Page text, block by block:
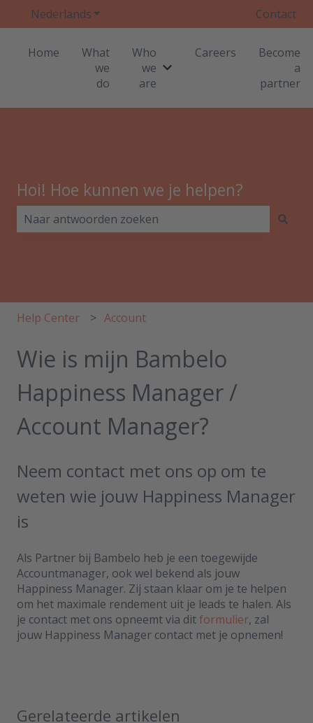
NederlandsSubmenu tonen voor vertalingenContact
Home
What
we
do
Who
we
are
Submenu tonen voor Who
Careers
Become
a
partner
Hoi! Hoe kunnen we je helpen?
Help Center Account
Wie is mijn Bambelo
Happiness Manager /
Account Manager?
Neem contact met ons op om te
weten wie jouw Happiness Manager
is
Als Partner bij Bambelo heb je een toegewijde
Accountmanager, ook wel bekend als jouw
Happiness Manager. Zij staan klaar om je te helpen
om het maximale rendement uit je leads te halen. Als
je contact met ons opneemt via ditformulier, zal
jouw Happiness Manager contact met je opnemen!
Gerelateerde artikelen